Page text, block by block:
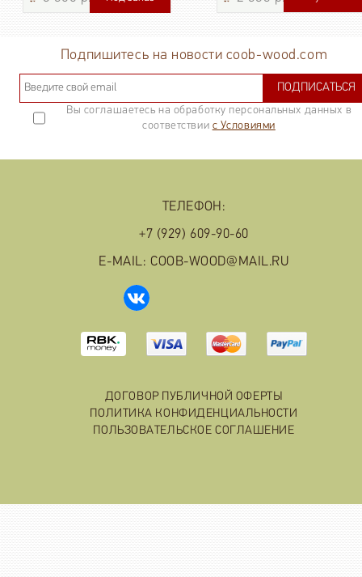
Подпишитесь на новости coob-wood.com
ПОДПИСАТЬСЯ
Вы соглашаетесь на обработку персональных данных в
соответствии с Условиями
ТЕЛЕФОН:
+7 (929) 609-90-60
E-MAIL: COOB-WOOD@MAIL.RU
ДОГОВОР ПУБЛИЧНОЙ ОФЕРТЫ
ПОЛИТИКА КОНФИДЕНЦИАЛЬНОСТИ
ПОЛЬЗОВАТЕЛЬСКОЕ СОГЛАШЕНИЕ